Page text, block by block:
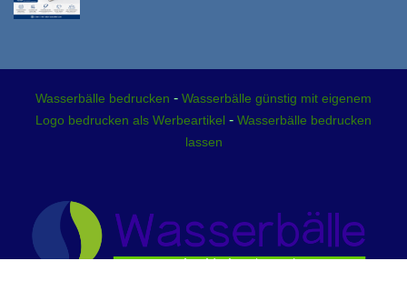
Wasserbälle bedrucken - Wasserbälle günstig mit eigenem
Logo bedrucken als Werbeartikel - Wasserbälle bedrucken
lassen